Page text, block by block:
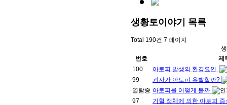
생황토이야기 목록
Total 190건 7 페이지
번호
제
100
아토피 발생의 환경요인.
99
과자가 아토피 유발할까?
열람중 아토피를 어떻게 볼까
97
기혈 정체에 의한 아토피